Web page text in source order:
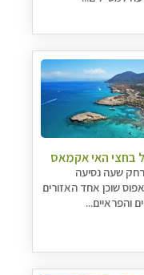
בחצי האי אקמאס
שעה נסיעה
שוכן אחד האזורים
והפראיים...